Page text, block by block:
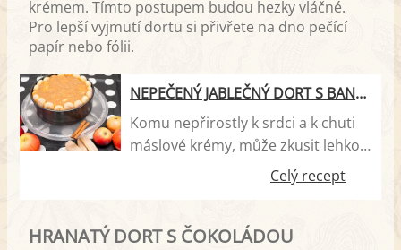
krémem. Tímto postupem budou hezky vláčné.
Pro lepší vyjmutí dortu si přivřete na dno pečící
papír nebo fólii.
NEPEČENÝ JABLEČNÝ DORT S BANÁNY
Komu nepřirostly k srdci a k chuti
máslové krémy, může zkusit lehkou
a lahodnou chuť ovocných dortů.
Třeba jablečný s banány. Použité
Celý recept
HRANATÝ DORT S ČOKOLÁDOU